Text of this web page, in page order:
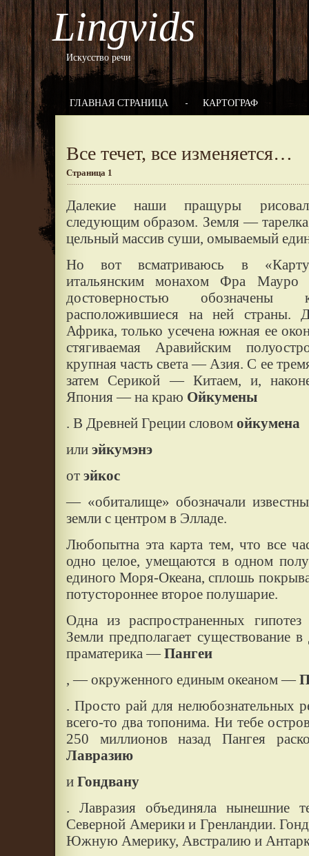
Lingvids
Искусство речи
ГЛАВНАЯ СТРАНИЦА КАРТОГРАФ
Все течет, все изменяется…
Страница 1
Далекие наши пращуры
следующим образом. Земля —
цельный массив суши, омываемый
Но вот всматриваюсь в
итальянским монахом Фра
достоверностью
расположившиеся на ней страны.
Африка, только усечена южная ее
стягиваемая Аравийским
крупная часть света — Азия. С ее
затем Серикой — Китаем, и,
Япония — на краю Ойкумены
. В Древней Греции словом ойкумена
или эйкумэнэ
от эйкос
— «обиталище» обозначали
земли с центром в Элладе.
Любопытна эта карта тем, что все
одно целое, умещаются в одном
единого Моря-Океана, сплошь
потустороннее второе полушарие.
Одна из распространенных
Земли предполагает существование
праматерика —Пангеи
, — окруженного единым океаном —
. Просто рай для нелюбознательных
всего-то два топонима. Ни тебе
250 миллионов назад Пангея
Лавразию
и Гондвану
. Лавразия объединяла нынешние
Северной Америки и Гренландии.
Южную Америку, Австралию и